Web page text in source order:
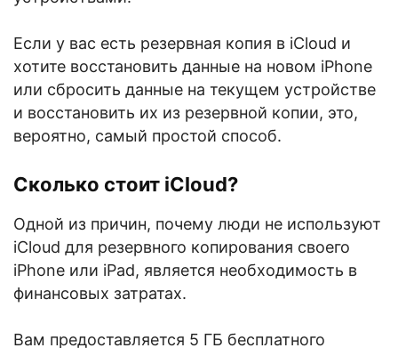
Если у вас есть резервная копия в iCloud и
хотите восстановить данные на новом iPhone
или сбросить данные на текущем устройстве
и восстановить их из резервной копии, это,
вероятно, самый простой способ.
Сколько стоит iCloud?
Одной из причин, почему люди не используют
iCloud для резервного копирования своего
iPhone или iPad, является необходимость в
финансовых затратах.
Вам предоставляется 5 ГБ бесплатного